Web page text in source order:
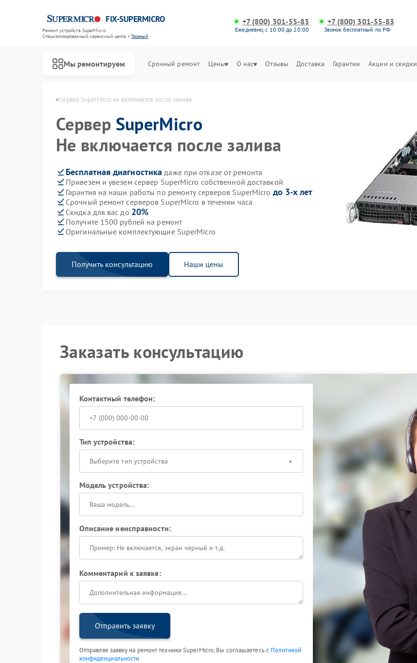
FIX-SUPERMICRO
Ремонт устройств SuperMicro
Специализированный cервисный центр г.Грозный
+7 (800) 301-55-83
Ежедневно, с 10:00 до 20:00
+7 (800) 301-55-83
Звонок бесплатный по РФ
Мы ремонтируем Срочный ремонт Цены О нас Отзывы Доставка Гарантии Акции и скидки
в Грозном Сервер SuperMicro не включается после залива
Сервер SuperMicro
Не включается после залива
Бесплатная диагностика даже при отказе от ремонта
Привезем и увезем сервер SuperMicro собственной доставкой
Гарантия на наши работы по ремонту серверов SuperMicro до 3-х лет
Срочный ремонт серверов SuperMicro в течении часа
Скидка для вас до 20%
Получите 1500 рублей на ремонт
Оригинальные комплектующие SuperMicro
Получить консультацию Наши цены
Заказать консультацию
Контактный телефон:
Тип устройства:
Выберите тип устройства
Модель устройства:
Описание неисправности:
Комментарий к заявке:
Отправить заявку
Отправляя заявку на ремонт техники SuperMicro, Вы соглашаетесь с Политикой
конфиденциальности